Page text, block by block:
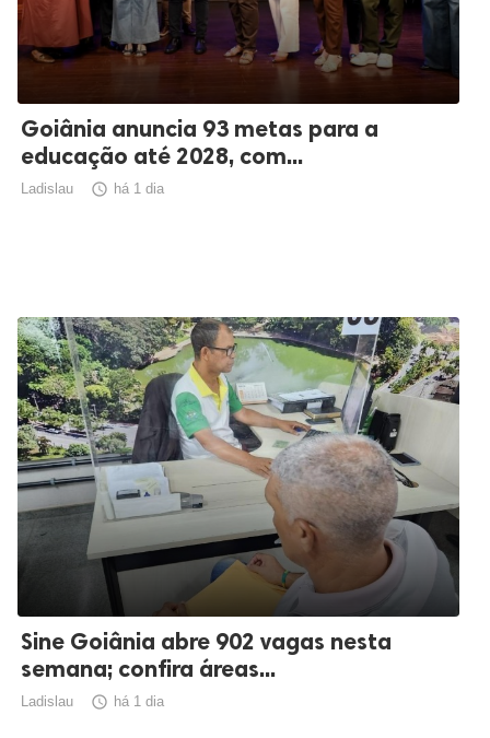
Goiânia anuncia 93 metas para a
educação até 2028, com...
Ladislau  há 1 dia
Sine Goiânia abre 902 vagas nesta
semana; confira áreas...
Ladislau  há 1 dia